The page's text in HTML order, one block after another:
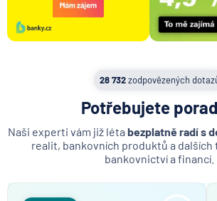
28 732zodpovězených
Potřebujete
Naši experti vám již léta bezplatně radí s
realit, bankovních produktů a dalších
bankovnictví a financí.